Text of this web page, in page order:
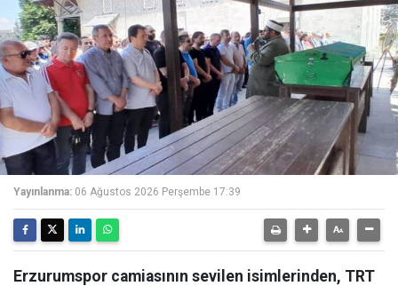
Yayınlanma: 06 Ağustos 2026 Perşembe 17:39
Erzurumspor camiasının sevilen isimlerinden, TRT